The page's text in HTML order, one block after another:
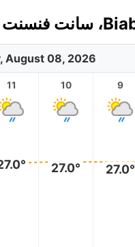
August 08, 2026
9
27.0°
10
27.0°
11